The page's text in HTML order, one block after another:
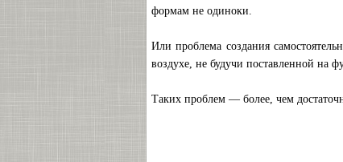
формам не одиноки.
Или проблема создания
воздухе, не будучи поставленной на
Таких проблем — более, чем